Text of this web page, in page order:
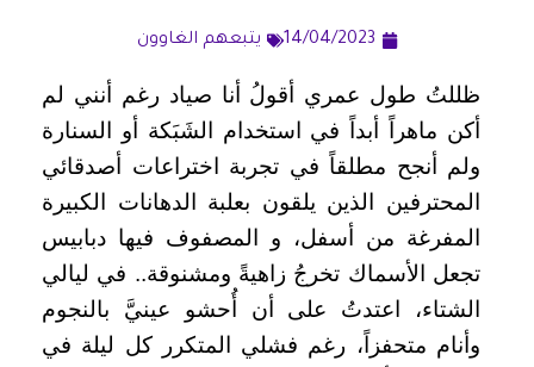
14/04/2023 يتبعهم الغاوون
ظللتُ طول عمري أقولُ أنا صياد رغم أنني لم
أكن ماهراً أبداً في استخدام الشَبَكة أو السنارة
ولم أنجح مطلقاً في تجربة اختراعات أصدقائي
المحترفين الذين يلقون بعلبة الدهانات الكبيرة
المفرغة من أسفل، و المصفوف فيها دبابيس
تجعل الأسماك تخرجُ زاهيةً ومشنوقة.. في ليالي
الشتاء، اعتدتُ على أن أُحشو عينيَّ بالنجوم
وأنام متحفزاً، رغم فشلي المتكرر كل ليلة في